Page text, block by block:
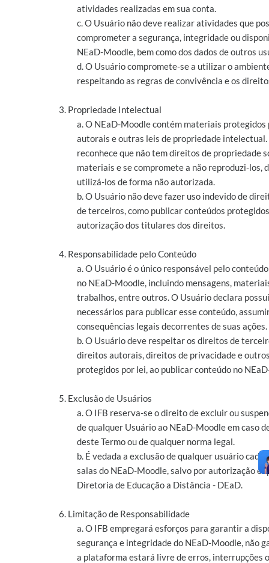
atividades realizadas em sua conta.
c. O Usuário não deve realizar atividades que
comprometer a segurança, integridade ou
NEaD-Moodle, bem como dos dados de outros
d. O Usuário compromete-se a utilizar o
respeitando as regras de convivência e os
3. Propriedade Intelectual
a. O NEaD-Moodle contém materiais
autorais e outras leis de propriedade
reconhece que não tem direitos de propriedade
materiais e se compromete a não reproduzi-los,
utilizá-los de forma não autorizada.
b. O Usuário não deve fazer uso indevido de
de terceiros, como publicar conteúdos
autorização dos titulares dos direitos.
4. Responsabilidade pelo Conteúdo
a. O Usuário é o único responsável pelo
no NEaD-Moodle, incluindo mensagens,
trabalhos, entre outros. O Usuário declara
necessários para publicar esse conteúdo,
consequências legais decorrentes de suas ações.
b. O Usuário deve respeitar os direitos de
direitos autorais, direitos de privacidade e
protegidos por lei, ao publicar conteúdo no
5. Exclusão de Usuários
a. O IFB reserva-se o direito de excluir ou
de qualquer Usuário ao NEaD-Moodle em caso
deste Termo ou de qualquer norma legal.
b. É vedada a exclusão de qualquer usuário
salas do NEaD-Moodle, salvo por autorização
Diretoria de Educação a Distância - DEaD.
6. Limitação de Responsabilidade
a. O IFB empregará esforços para garantir a
segurança e integridade do NEaD-Moodle, não
a plataforma estará livre de erros, interrupções